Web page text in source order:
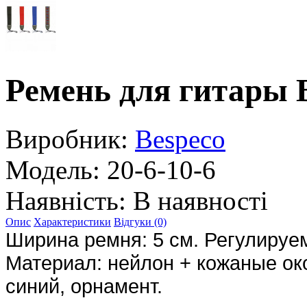
Ремень для гитары
Виробник: Bespeco
Модель: 20-6-10-6
Наявність: В наявності
Опис Характеристики Відгуки (0)
Ширина ремня: 5 см.
Материал: нейлон + кожаные
синий, орнамент.